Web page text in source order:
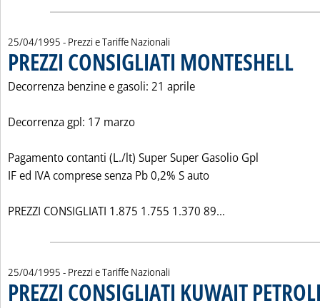
25/04/1995 - Prezzi e Tariffe Nazionali
PREZZI CONSIGLIATI MONTESHELL
Decorrenza benzine e gasoli: 21 aprile
Decorrenza gpl: 17 marzo
Pagamento contanti (L./lt) Super Super Gasolio Gpl
IF ed IVA comprese senza Pb 0,2% S auto
PREZZI CONSIGLIATI 1.875 1.755 1.370 89...
25/04/1995 - Prezzi e Tariffe Nazionali
PREZZI CONSIGLIATI KUWAIT